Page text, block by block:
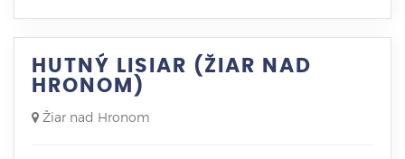
HUTNÝ LISIAR (ŽIAR NAD
HRONOM)
Žiar nad Hronom